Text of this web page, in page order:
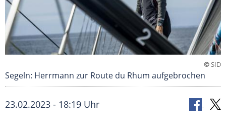
©SID
Segeln: Herrmann zur Route du Rhum aufgebrochen
23.02.2023 - 18:19 Uhr